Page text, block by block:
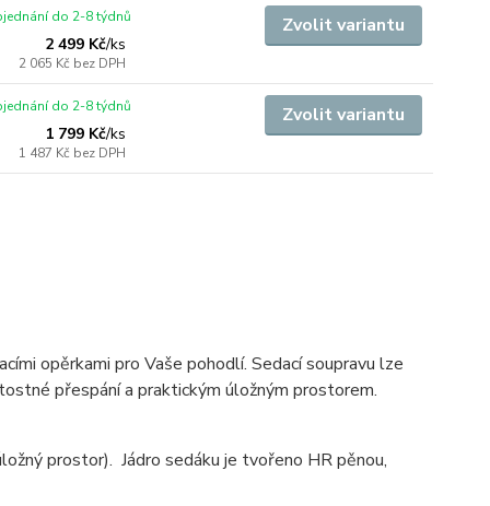
2 499 Kč/ks
2 065 Kč bez DPH
do 2-8 týdnů Zvolit variantu
1 799 Kč/ks
1 487 Kč bez DPH
do 2-8 týdnů Zvolit variantu
opěrkami pro Vaše pohodlí. Sedací soupravu lze
přespání a praktickým úložným prostorem.
prostor). Jádro sedáku je tvořeno HR pěnou,